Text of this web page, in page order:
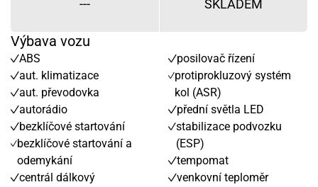
--- SKLADEM
Výbava vozu
ABS
aut. klimatizace
aut. převodovka
autorádio
bezklíčové startování
bezklíčové startování a
odemykání
centrál dálkový
posilovač řízení
protiprokluzový systém
kol (ASR)
přední světla LED
stabilizace podvozku
(ESP)
tempomat
venkovní teploměr